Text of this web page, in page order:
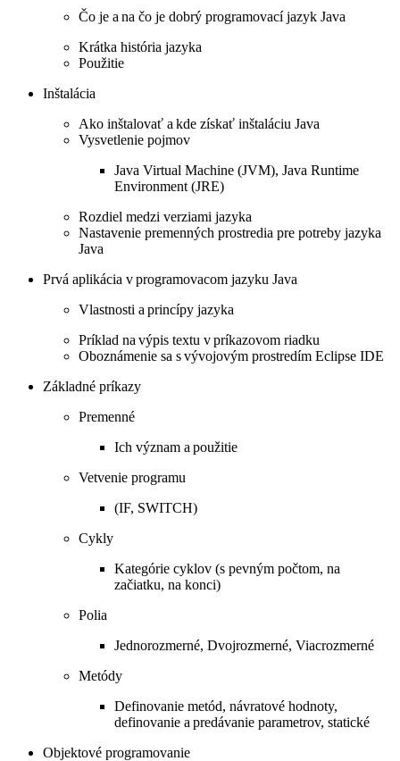
Čo je a na čo je dobrý programovací jazyk Java
Krátka história jazyka
Použitie
Inštalácia
Ako inštalovať a kde získať inštaláciu Java
Vysvetlenie pojmov
Java Virtual Machine (JVM), Java Runtime
Environment (JRE)
Rozdiel medzi verziami jazyka
Nastavenie premenných prostredia pre potreby jazyka
Java
Prvá aplikácia v programovacom jazyku Java
Vlastnosti a princípy jazyka
Príklad na výpis textu v príkazovom riadku
Oboznámenie sa s vývojovým prostredím Eclipse IDE
Základné príkazy
Premenné
Ich význam a použitie
Vetvenie programu
(IF, SWITCH)
Cykly
Kategórie cyklov (s pevným počtom, na
začiatku, na konci)
Polia
Jednorozmerné, Dvojrozmerné, Viacrozmerné
Metódy
Definovanie metód, návratové hodnoty,
definovanie a predávanie parametrov, statické
Objektové programovanie